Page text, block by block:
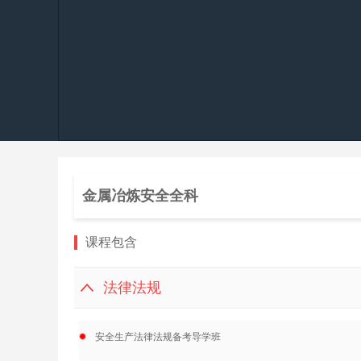
金属冶炼安全全科
课程包含
法律法规
安全生产法律法规备考导学班